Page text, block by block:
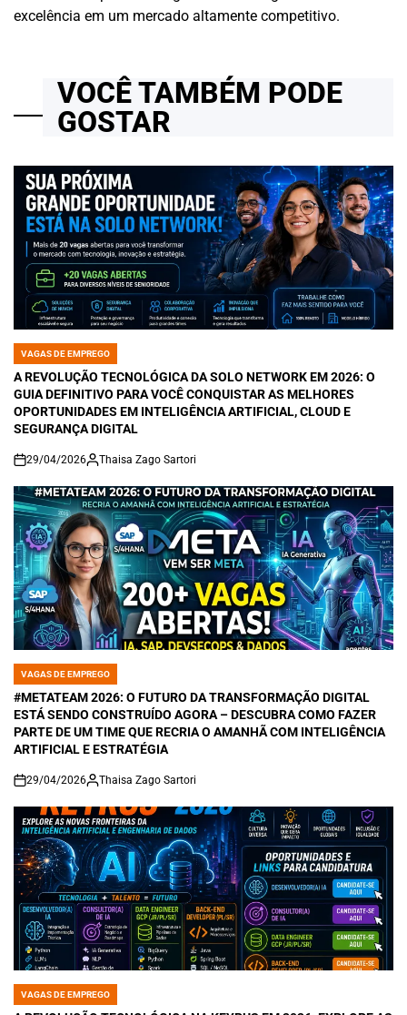
excelência em um mercado altamente competitivo.
VOCÊ TAMBÉM PODE
GOSTAR
POSTED
IN
VAGAS DE EMPREGO
A REVOLUÇÃO TECNOLÓGICA DA SOLO NETWORK EM 2026: O
GUIA DEFINITIVO PARA VOCÊ CONQUISTAR AS MELHORES
OPORTUNIDADES EM INTELIGÊNCIA ARTIFICIAL, CLOUD E
SEGURANÇA DIGITAL
on
29/04/2026 Thaisa Zago Sartori
POSTED
IN
VAGAS DE EMPREGO
#METATEAM 2026: O FUTURO DA TRANSFORMAÇÃO DIGITAL
ESTÁ SENDO CONSTRUÍDO AGORA – DESCUBRA COMO FAZER
PARTE DE UM TIME QUE RECRIA O AMANHÃ COM INTELIGÊNCIA
ARTIFICIAL E ESTRATÉGIA
on
29/04/2026 Thaisa Zago Sartori
POSTED
VAGAS DE EMPREGO